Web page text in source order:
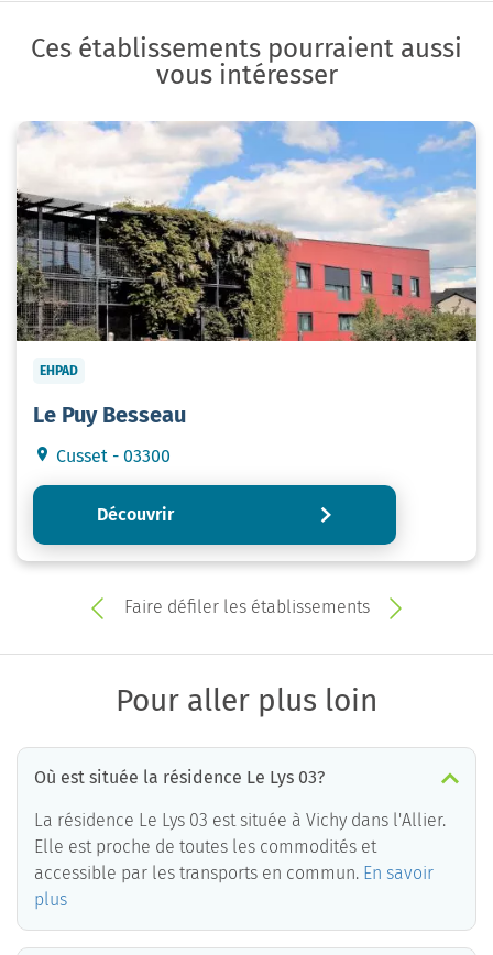
Ces établissements pourraient aussi
vous intéresser
EHPAD
Le Puy Besseau
Cusset - 03300
Découvrir
Faire défiler les établissements
Pour aller plus loin
Où est située la résidence Le Lys 03?
La résidence Le Lys 03 est située à Vichy dans l'Allier.
Elle est proche de toutes les commodités et
accessible par les transports en commun. En savoir
plus